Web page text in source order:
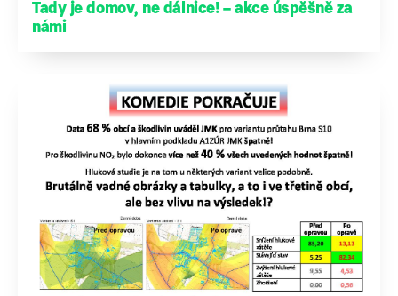
Tady je domov, ne dálnice! – akce úspěšně za
námi